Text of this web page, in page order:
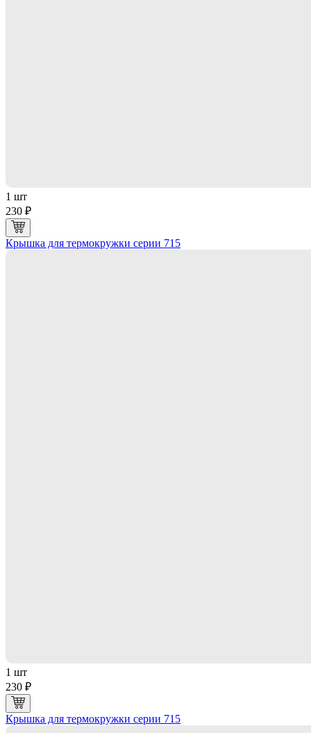
1 шт
230 ₽
Крышка для термокружки серии 715
1 шт
230 ₽
Крышка для термокружки серии 715